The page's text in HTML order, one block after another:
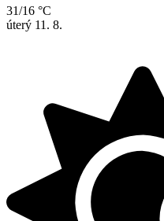
31/16 °C
úterý 11. 8.